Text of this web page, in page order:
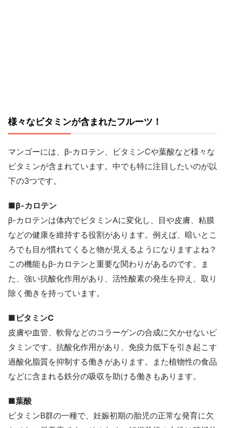
様々なビタミンが含まれたフルーツ！
マンゴーには、β-カロテン、ビタミンCや葉酸など様々な
ビタミンが含まれています。中でも特に注目したいのが以
下の3つです。
■β-カロテン
β-カロテンは体内でビタミンAに変化し、目や皮膚、粘膜
などの健康を維持する役割があります。例えば、暗いとこ
ろでも目が慣れてくると物が見えるようになりますよね？
この機能もβ-カロテンと重要な関わりがあるのです。ま
た、強い抗酸化作用があり、活性酸素の発生を抑え、取り
除く働きを持っています。
■ビタミンC
皮膚や血管、軟骨などのコラーゲンの合成に欠かせないビ
タミンです。抗酸化作用があり、免疫力低下を引き起こす
過酸化脂質を抑制する働きがあります。また植物性の食品
などに含まれる鉄分の吸収を助ける働きもあります。
■葉酸
ビタミンB群の一種で、妊娠初期の胎児の正常な発育に欠